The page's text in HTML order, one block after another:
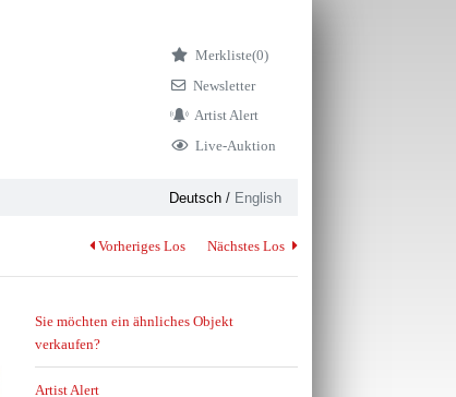
Merkliste(0)
Newsletter
Artist Alert
Live-Auktion
Deutsch/ English
Vorheriges Los Nächstes Los
Sie möchten ein ähnliches Objekt
verkaufen?
Artist Alert